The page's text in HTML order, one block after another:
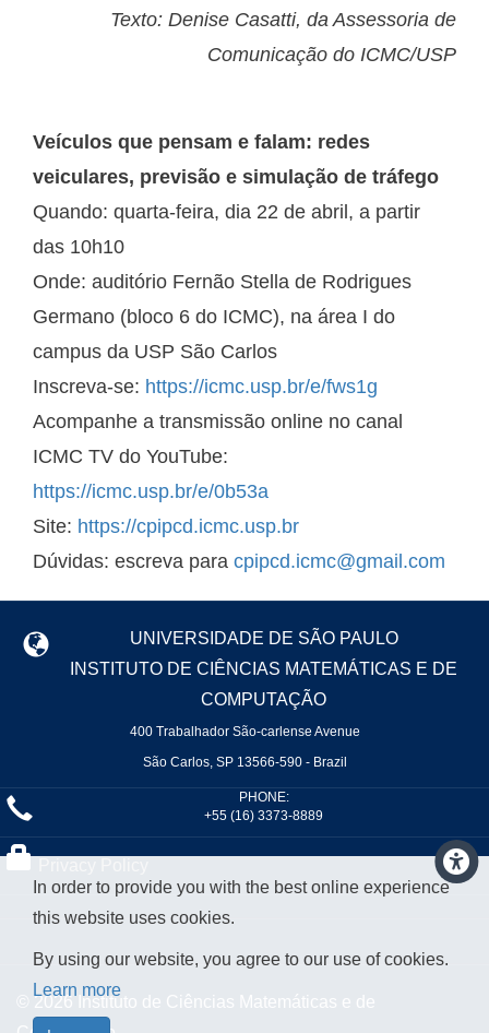
Texto: Denise Casatti, da Assessoria de
Comunicação do ICMC/USP
Veículos que pensam e falam: redes
veiculares, previsão e simulação de tráfego
Quando: quarta-feira, dia 22 de abril, a partir
das 10h10
Onde: auditório Fernão Stella de Rodrigues
Germano (bloco 6 do ICMC), na área I do
campus da USP São Carlos
Inscreva-se: https://icmc.usp.br/e/fws1g
Acompanhe a transmissão online no canal
ICMC TV do YouTube:
https://icmc.usp.br/e/0b53a
Site: https://cpipcd.icmc.usp.br
Dúvidas: escreva para cpipcd.icmc@gmail.com
UNIVERSIDADE DE SÃO PAULO
INSTITUTO DE CIÊNCIAS MATEMÁTICAS E DE
COMPUTAÇÃO
400 Trabalhador São-carlense Avenue
São Carlos, SP 13566-590 - Brazil
PHONE:
+55 (16) 3373-8889
© 2026 Instituto de Ciências Matemáticas e de
In order to provide you with the best online experience
this website uses cookies.
By using our website, you agree to our use of cookies.
Learn more